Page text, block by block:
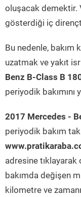
oluşacak demektir.
gösterdiği iç
Bu nedenle,
uzatmak ve yakıt
Benz B-Class B
periyodik bakımını
2017 Mercedes -
periyodik bakım
adresine
bakımda değişen
kilometre ve